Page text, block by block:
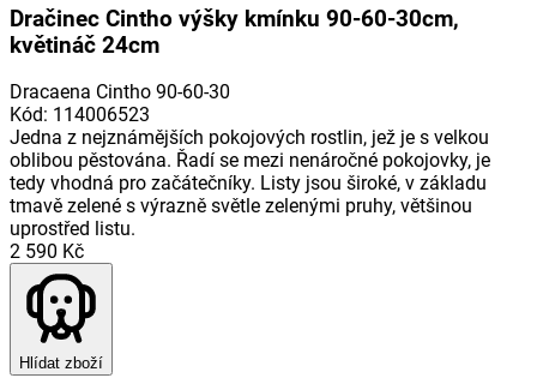
Dračinec Cintho výšky kmínku 90-60-30cm,
květináč 24cm
Dracaena Cintho 90-60-30
Kód: 114006523
Jedna z nejznámějších pokojových rostlin, jež je s velkou
oblibou pěstována. Řadí se mezi nenáročné pokojovky, je
tedy vhodná pro začátečníky. Listy jsou široké, v základu
tmavě zelené s výrazně světle zelenými pruhy, většinou
uprostřed listu.
2 590 Kč
Hlídat zboží